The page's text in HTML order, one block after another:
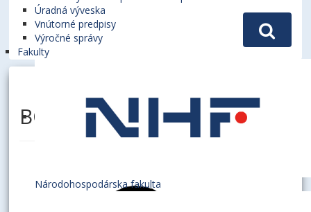
Úradná výveska
Vnútorné predpisy
Výročné správy
Fakulty
Národohospodárska fakulta
BOHÁČEK, Peter